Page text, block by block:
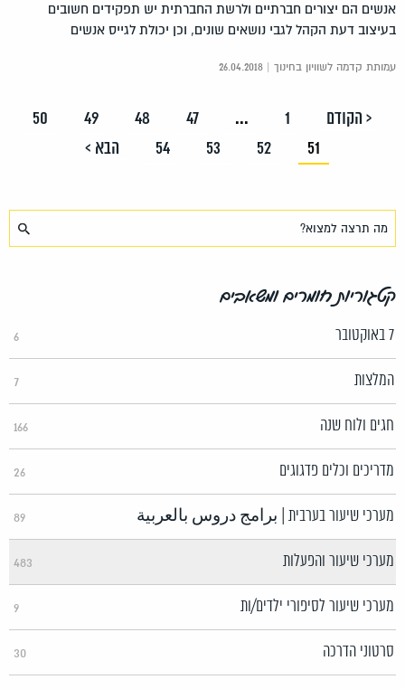
אנשים הם יצורים חברתיים ולרשת החברתית יש תפקידים חשובים
בעיצוב דעת הקהל לגבי נושאים שונים, וכן יכולת לגייס אנשים
עמותת קדמה לשוויון בחינוך | 26.04.2018
< הקודם 1
...
47
48
49
50
51
52
53
54 הבא >
קטגוריות חומרים ומשאבים
7 באוקטובר 6
המלצות 7
חגים ולוח שנה 166
מדריכים וכלים פדגוגים 26
מערכי שיעור בערבית | برامج دروس بالعربية 89
מערכי שיעור והפעלות 483
מערכי שיעור לסיפורי ילדים/ות 9
סרטוני הדרכה 30